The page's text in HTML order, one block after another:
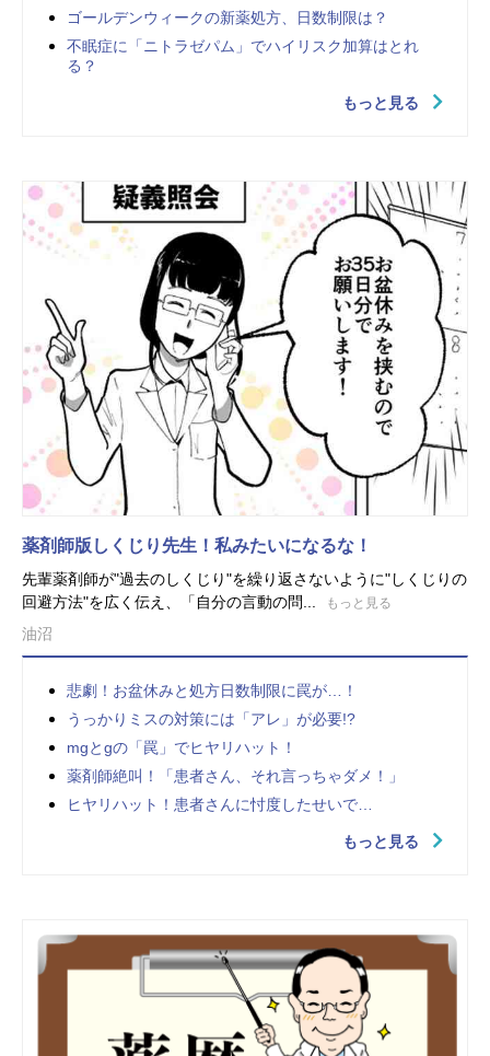
ゴールデンウィークの新薬処方、日数制限は？
不眠症に「ニトラゼパム」でハイリスク加算はとれ
る？
もっと見る
薬剤師版しくじり先生！私みたいになるな！
先輩薬剤師が"過去のしくじり"を繰り返さないように"しくじりの
回避方法"を広く伝え、「自分の言動の問...
もっと見る
油沼
悲劇！お盆休みと処方日数制限に罠が…！
うっかりミスの対策には「アレ」が必要!?
mgとgの「罠」でヒヤリハット！
薬剤師絶叫！「患者さん、それ言っちゃダメ！」
ヒヤリハット！患者さんに忖度したせいで…
もっと見る